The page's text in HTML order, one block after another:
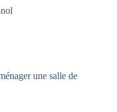
une salle de